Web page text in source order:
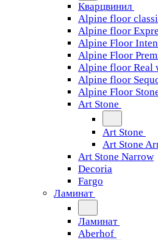
Кварцвинил
Alpine floor
Alpine floor
Alpine Floor
Alpine Floor
Alpine floor Real
Alpine floor
Alpine Floor
Art Stone
Art Stone
Art Stone
Art Stone Narrow
Decoria
Fargo
Ламинат
Ламинат
Aberhof